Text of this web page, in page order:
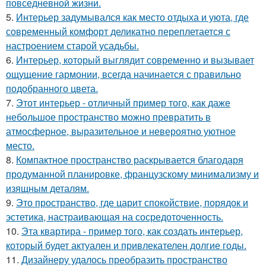
5. Интерьер задумывался как место отдыха и уюта, где
современный комфорт деликатно переплетается с
настроением старой усадьбы.
6. Интерьер, который выглядит современно и вызывает
ощущение гармонии, всегда начинается с правильно
подобранного цвета.
7. Этот интерьер - отличный пример того, как даже
небольшое пространство можно превратить в
атмосферное, выразительное и невероятно уютное
место.
8. Компактное пространство раскрывается благодаря
продуманной планировке, французскому минимализму и
изящным деталям.
9. Это пространство, где царит спокойствие, порядок и
эстетика, настраивающая на сосредоточенность.
10. Эта квартира - пример того, как создать интерьер,
который будет актуален и привлекателен долгие годы.
11. Дизайнеру удалось преобразить пространство